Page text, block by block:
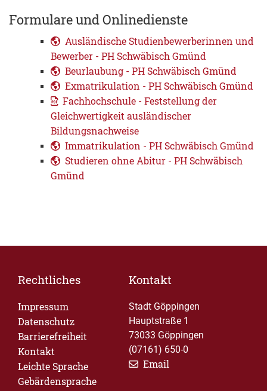
Formulare und Onlinedienste
Ausländische Studienbewerberinnen und
Bewerber - PH Schwäbisch Gmünd
Beurlaubung - PH Schwäbisch Gmünd
Exmatrikulation - PH Schwäbisch Gmünd
Fachhochschule - Feststellung der
Gleichwertigkeit ausländischer
Bildungsnachweise
Immatrikulation - PH Schwäbisch Gmünd
Studieren ohne Abitur - PH Schwäbisch
Gmünd
Rechtliches
Impressum
Datenschutz
Barrierefreiheit
Kontakt
Leichte Sprache
Gebärdensprache
Kontakt
Stadt Göppingen
Hauptstraße 1
73033 Göppingen
(07161) 650-0
Email